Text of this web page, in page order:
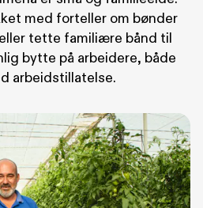
med forteller om bønder
tette familiære bånd til
bytte på arbeidere, både
arbeidstillatelse.